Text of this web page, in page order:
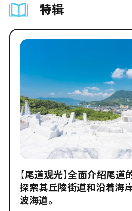
特辑
【尾道观光】全面介绍尾道
探索其丘陵街道和沿着海
波海道。